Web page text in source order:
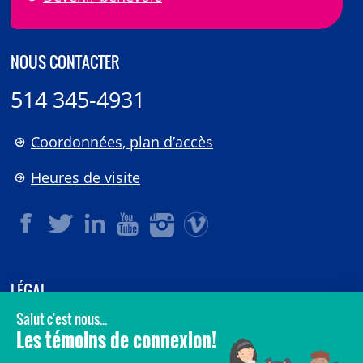
NOUS CONTACTER
514 345-4931
Coordonnées, plan d’accès
Heures de visite
LÉGAL
© 2006-2026CHU Sainte-Justine.
Tous droits réservés.
Crédits